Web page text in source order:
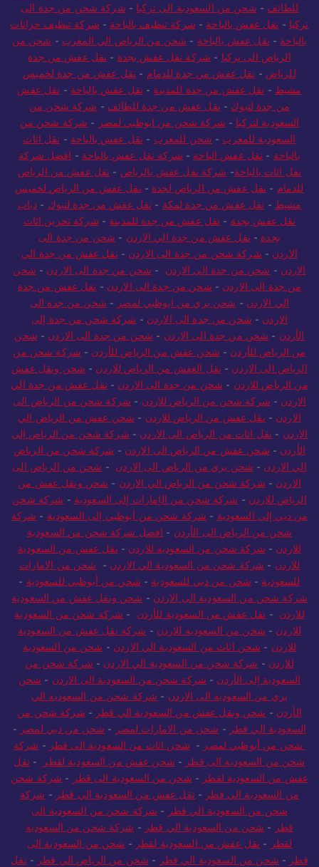
للطائف - شحن من السعودية الى تركيا - شركة شحن من جدة الى
تركيا - نقل عفش بالباحة - شركة تنظيف بالباحة - شركة تنظيف خزانات
بالباحة - نقل عفش بالباحة - شحن من الرياض الي المغرب - شحن من
الرياض الى تركيا - شركة نقل عفش بجدة - نقل عفش من جدة
للرياض - نقل عفش من جدة للدمام - نقل عفش من جدة لخميس
مشيط - نقل عفش من جدة للمدينة - نقل عفش بالباحة - نقل عفش
من جدة لتبوك - نقل عفش من جدة للطائف - شركة شحن من
السعودية لتركيا - شركة شحن من ابوظبي لمصر - شركة شحن من
السعودية للمغرب - شحن للمغرب - نقل عفش بالباحة - نقل اثاث
بالباحة - نقل عفش الباحة - شركة نقل عفش بالباحة - افضل شركة
نقل اثاث بالباحة- شركة نقل عفش بالرياض - نقل عفش من الرياض
للدمام - نقل عفش من الرياض لجدة - نقل عفش من الرياض لخميس
مشيط - نقل عفش من جدة لمكة - نقل عفش من جدة لتبوك - دباب
نقل عفش بجدة - نقل عفش من جدة للمدينة - شركة تخزين اثاث
بجدة - نقل عفش من جدة الي الاردن - شحن من جدة الى
الاردن - شركة شحن من جدة الى الاردن - نقل عفش من جدة الي
الاردن - شحن من جدة الى الاردن - شحن من جدة الى الاردن - شحن
من جدة الى الاردن - شحن من جدة الى الاردن - نقل عفش من جدة
الي الاردن - شحن بري من ابوظبي لمصر - شحن من جدة الى
الاردن - شحن من جدة الى الاردن - شركة شحن من جدة إلى
الأردن - شحن من جدة الى الاردن - شحن من جدة الى الاردن - شحن
من الرياض للأردن - شحن عفش من الرياض للأردن - شركة شحن من
الرياض الى الاردن - نقل العفش من الرياض للاردن - شحن ونقل عفش
من الرياض للاردن - شحن من جدة الى الاردن - نقل عفش من جدة الي
الاردن - شركة شحن من الرياض للاردن - شركة شحن من الرياض الى
الاردن - نقل عفش من الرياض للاردن - شحن عفش من الرياض الي
الاردن - نقل اثاث من الرياض الى الاردن - شركة شحن من الرياض إلى
الأردن - شحن عفش من الرياض الى الاردن - شركة شحن من الرياض
الي الاردن - شحن بري من الرياض الى الاردن - شحن من الرياض الى
الاردن - شركة شحن من الرياض الي الاردن - شحن ونقل عفش من
الرياض للاردن - شركة شحن من الإمارات إلى السعودية - شركة شحن
من دبي إلى السعودية - شركة شحن من أبوظبي إلى السعودية - شركة
شحن من الرياض الى الأردن - افضل شركة شحن من السعودية
للاردن - شركة شحن من السعودية للاردن - نقل عفش من السعودية
للاردن - شركة شحن من السعودية الي الاردن - شحن من الامارات
للسعودية - شحن من دبي للسعودية - شحن من أبوظبي للسعودية -
شركة شحن من السعودية الى الاردن - شحن ونقل عفش من السعودية
للاردن - نقل عفش من السعودية للأردن - شركة شحن من السعودية
للاردن - شحن من السعودية للاردن - شركة نقل عفش من السعودية
للاردن - شحن اثاث من السعودية الي الاردن - شحن من السعودية
للاردن - شركة شحن من السعودية الي الاردن - شركة شحن من
السعودية إلى الأردن - شركة شحن من السعودية الى الاردن - شحن
بري من السعودية الى الاردن - شركة شحن من السعودية الي
الأردن - شحن ونقل عفش من السعودية الي قطر - شركة شحن من
السعودية الي قطر - شحن من الامارات لمصر - شحن من دبي لمصر -
شحن من أبوظبي لمصر - شحن اثاث من السعودية الى قطر - شركة
شحن من السعودية الى قطر - شحن عفش من السعودية لقطر - نقل
عفش من السعودية لقطر - شحن من السعودية الى قطر - شركة شحن
من السعودية الي قطر - نقل عفش من السعودية الي قطر - شركة
شحن من السعودية الي قطر - شركة شحن من السعودية الى
قطر - شحن من السعودية الي قطر - شركة شحن من السعودية
لقطر - نقل عفش من السعودية لقطر - شحن من السعودية الى
قطر - شحن من السعودية الي قطر - شحن من الرياض الي قطر - نقل